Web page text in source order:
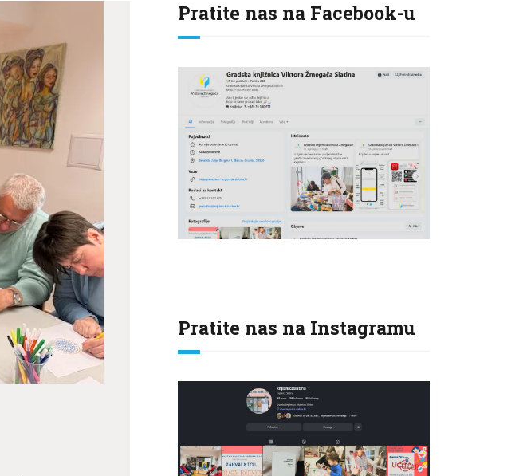
Pratite nas na Facebook-u
Pratite nas na Instagramu